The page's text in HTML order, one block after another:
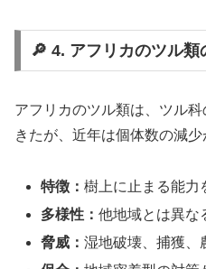
🔎 4. アフリカのツル類
アフリカのツル類は、ツル
きたが、近年は個体数の減少
特徴：樹上に止まる能力
多様性：他地域とは異な
脅威：湿地破壊、捕獲、